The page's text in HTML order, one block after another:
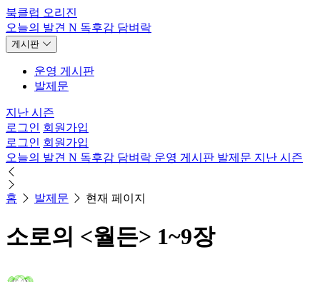
북클럽 오리진
오늘의 발견 N 독후감 담벼락
게시판
운영 게시판
발제문
지난 시즌
로그인 회원가입
로그인 회원가입
오늘의 발견 N 독후감 담벼락 운영 게시판 발제문 지난 시즌
홈 발제문 현재 페이지
소로의 <월든> 1~9장